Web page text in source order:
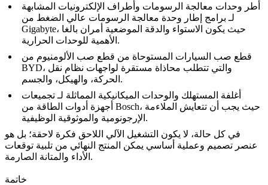
أطر وحدات معالجة الرسومات وأطراف الإلكترونيات المشابهة
لـ برامج إطار وحدة معالجة الرسومات عالي الضغط من
Gigabyte، حيث يكون الاستواء والدقة الموضعية أمران بالغا
الأهمية للوحدات الحرارية.
قطع صب السيارات المستوحاة من قطع صب الألومنيوم من
BYD، والتي تتطلب محاذاة مستقرة لواجهات نظام نقل
الحركة، والهيكل، والجسم.
أغلفة المستهلك والوحدات الميكانيكية المماثلة لـ تجميعات
أجهزة أدوات الطاقة من Bosch، حيث يجب أن تتعايش الملاءمة
الإرجونومية والموثوقية الوظيفية.
في كل حالة، لا يكون التشغيل الآلي اللاحق فكرة لاحقة؛ بل هو
عنصر تصميم وعملية أساسي يمكن المنتج النهائي من تلبية توقعات
الأداء والمتانة الصارمة.
خاتمة